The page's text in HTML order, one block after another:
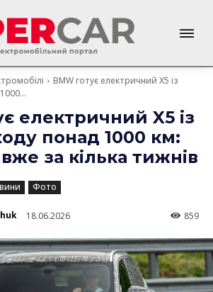
BMW готує електричний X5 із
електричний X5 із
понад 1000 км:
за кілька тижнів
Фото
18.06.2026 859